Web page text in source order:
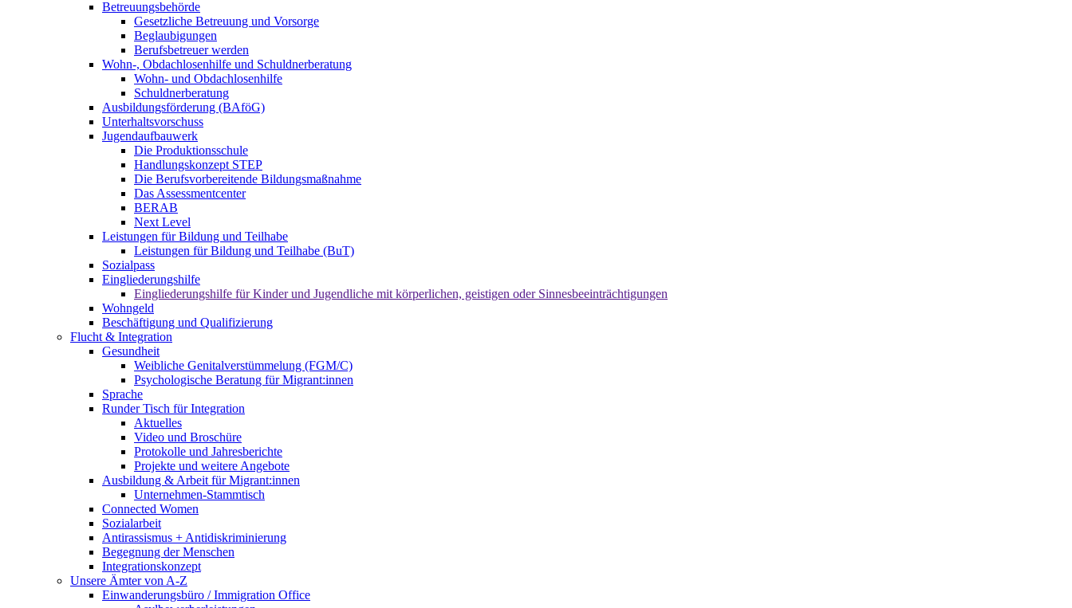
Betreuungsbehörde
Gesetzliche Betreuung und Vorsorge
Beglaubigungen
Berufsbetreuer werden
Wohn-, Obdachlosenhilfe und Schuldnerberatung
Wohn- und Obdachlosenhilfe
Schuldnerberatung
Ausbildungsförderung (BAföG)
Unterhaltsvorschuss
Jugendaufbauwerk
Die Produktionsschule
Handlungskonzept STEP
Die Berufsvorbereitende Bildungsmaßnahme
Das Assessmentcenter
BERAB
Next Level
Leistungen für Bildung und Teilhabe
Leistungen für Bildung und Teilhabe (BuT)
Sozialpass
Eingliederungshilfe
Eingliederungshilfe für Kinder und Jugendliche mit körperlichen, geistigen oder Sinnesbeeinträchtigungen
Wohngeld
Beschäftigung und Qualifizierung
Flucht & Integration
Gesundheit
Weibliche Genitalverstümmelung (FGM/C)
Psychologische Beratung für Migrant:innen
Sprache
Runder Tisch für Integration
Aktuelles
Video und Broschüre
Protokolle und Jahresberichte
Projekte und weitere Angebote
Ausbildung & Arbeit für Migrant:innen
Unternehmen-Stammtisch
Connected Women
Sozialarbeit
Antirassismus + Antidiskriminierung
Begegnung der Menschen
Integrationskonzept
Unsere Ämter von A-Z
Einwanderungsbüro / Immigration Office